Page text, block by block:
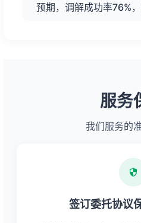
预期，调解成功率76%
服务
我们服务的
签订委托协议